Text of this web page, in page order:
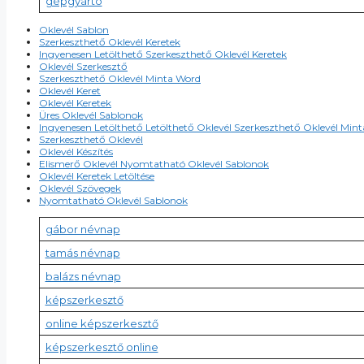
Oklevél Sablon
Szerkeszthető Oklevél Keretek
Ingyenesen Letölthető Szerkeszthető Oklevél Keretek
Oklevél Szerkesztő
Szerkeszthető Oklevél Minta Word
Oklevél Keret
Oklevél Keretek
Üres Oklevél Sablonok
Ingyenesen Letölthető Letölthető Oklevél Szerkeszthető Oklevél
Szerkeszthető Oklevél
Oklevél Készítés
Elismerő Oklevél Nyomtatható Oklevél Sablonok
Oklevél Keretek Letöltése
Oklevél Szövegek
Nyomtatható Oklevél Sablonok
gábor névnap
tamás névnap
balázs névnap
képszerkesztő
online képszerkesztő
képszerkesztő online